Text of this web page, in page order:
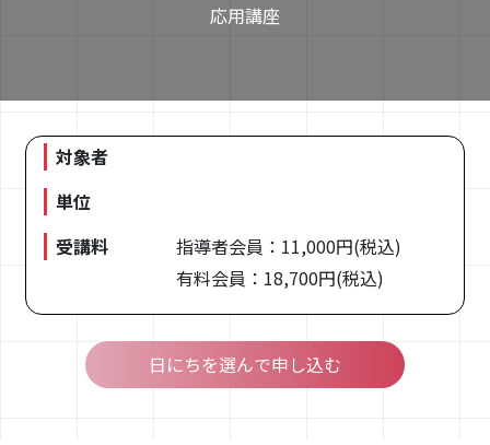
お知らせ
アクセス
応用講座
対象者
単位
受講料
指導者会員：11,000円(税込)
有料会員：18,700円(税込)
日にちを選んで申し込む